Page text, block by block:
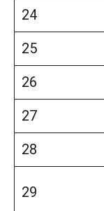
24
25
26
27
28
29